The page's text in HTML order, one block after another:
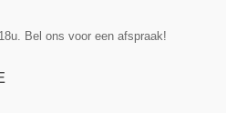
Bel ons voor een afspraak!